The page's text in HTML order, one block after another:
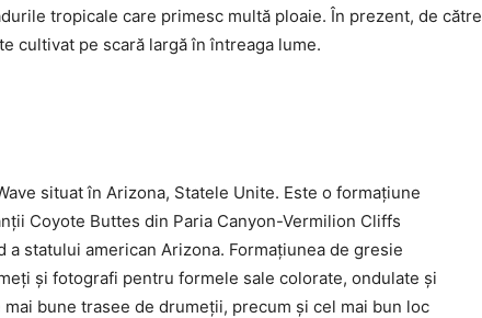
tropicale care primesc multă ploaie. În prezent, de către
cultivat pe scară largă în întreaga lume.
situat în Arizona, Statele Unite. Este o formațiune
Coyote Buttes din Paria Canyon-Vermilion Cliffs
statului american Arizona. Formațiunea de gresie
și fotografi pentru formele sale colorate, ondulate și
bune trasee de drumeții, precum și cel mai bun loc